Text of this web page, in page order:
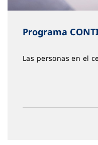
Programa
Las personas en el